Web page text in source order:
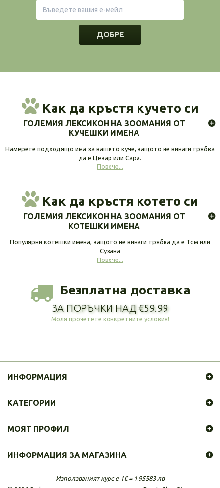
ДОБРЕ
Как да кръстя кучето си
ГОЛЕМИЯ ЛЕКСИКОН НА ЗООМАНИЯ ОТ
КУЧЕШКИ ИМЕНА
Намерете подходящо има за вашето куче, защото не винаги трябва
да е Цезар или Сара.
Повече...
Как да кръстя котето си
ГОЛЕМИЯ ЛЕКСИКОН НА ЗООМАНИЯ ОТ
КОТЕШКИ ИМЕНА
Популярни котешки имена, защото не винаги трябва да е Том или
Сузана
Повече...
Безплатна доставка
ЗА ПОРЪЧКИ НАД €59.99
Моля прочетете конкретните условия!
ИНФОРМАЦИЯ
КАТЕГОРИИ
МОЯТ ПРОФИЛ
ИНФОРМАЦИЯ ЗА МАГАЗИНА
Използваният курс е 1€ = 1.95583 лв